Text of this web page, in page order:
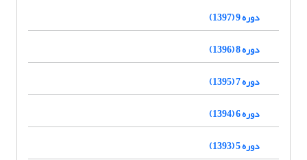
دوره 9 (1397)
دوره 8 (1396)
دوره 7 (1395)
دوره 6 (1394)
دوره 5 (1393)